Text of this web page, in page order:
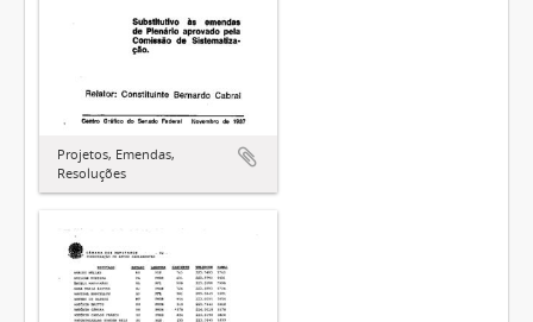
Projetos, Emendas,
Resoluções